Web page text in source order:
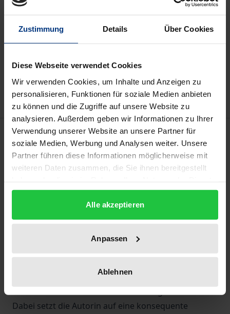
Zustimmung Details Über Cookies
Diese Webseite verwendet Cookies
Wir verwenden Cookies, um Inhalte und Anzeigen zu
personalisieren, Funktionen für soziale Medien anbieten
zu können und die Zugriffe auf unsere Website zu
analysieren. Außerdem geben wir Informationen zu Ihrer
Verwendung unserer Website an unsere Partner für
soziale Medien, Werbung und Analysen weiter. Unsere
Partner führen diese Informationen möglicherweise mit
weiteren Daten zusammen, die Sie ihnen bereitgestellt
gesammelt haben.
Alle akzeptieren
Anpassen
Ablehnen
Preisangaben inkl. MwSt. Abhängig von der Lieferadresse
Zur Wunschliste hinzufügen
Hinweise zu Versandkosten
Beschreibung
Angesichts einer rapide sinkenden THG-
geltende Bewirtschaftungsregime auf den
Klimaprüfstand zu stellen. Die Autorin geht in ihrer
Arbeit der Frage nach, welchen Anteil das (nationale)
Waldrecht an der gegenwärtigen
Transformationsprozesse hin zu einer
Dabei setzt die Autorin auf eine konsequente